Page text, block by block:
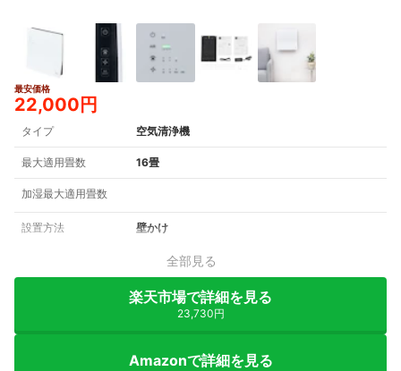
最安価格
22,000円
タイプ 空気清浄機
最大適用畳数 16畳
加湿最大適用畳数
設置方法 壁かけ
全部見る
楽天市場で詳細を見る
23,730円
Amazonで詳細を見る